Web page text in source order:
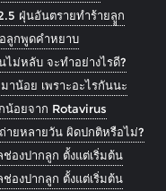
ฝุ่นอันตรายทำร้ายลููก
ลูกพูดคำหยาบ
ม่หลับ จะทำอย่างไรดี?
น้อย เพราะอะไรกันนะ
อยจาก Rotavirus
ยหลายวัน ผิดปกติหรือไม่?
องปากลูก ตั้งแต่เริ่มต้น
องปากลูก ตั้งแต่เริ่มต้น